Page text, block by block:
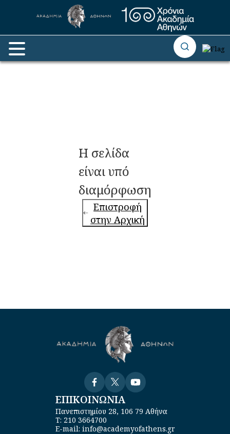
Η σελίδα
είναι υπό
διαμόρφωση
Επιστροφή
στην Αρχική
VisitVisitVisit
ΕΠΙΚΟΙΝΩΝΙΑ
Πανεπιστημίου 28, 106 79 Αθήνα
Τ: 210 3664700
E-mail: info@academyofathens.gr